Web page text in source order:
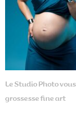
Le Studio Photo
grossesse fine art